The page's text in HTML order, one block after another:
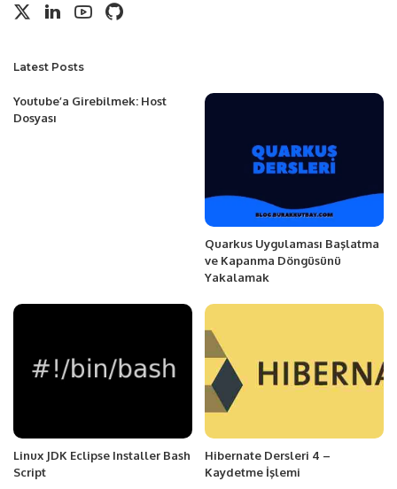
Latest Posts
Youtube’a Girebilmek: Host
Dosyası
Quarkus Uygulaması Başlatma
ve Kapanma Döngüsünü
Yakalamak
Linux JDK Eclipse Installer Bash
Script
Hibernate Dersleri 4 –
Kaydetme İşlemi